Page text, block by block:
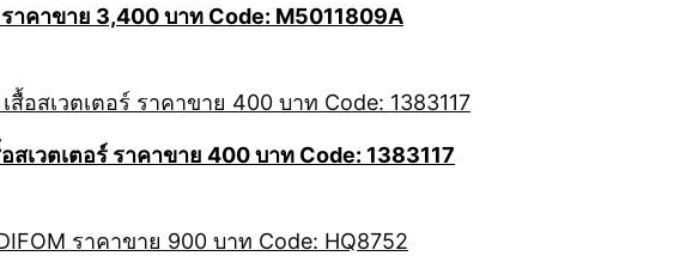
ราคาขาย 3,400 บาท Code: M5011809A
สเวตเตอร์ ราคาขาย 400 บาท Code: 1383117